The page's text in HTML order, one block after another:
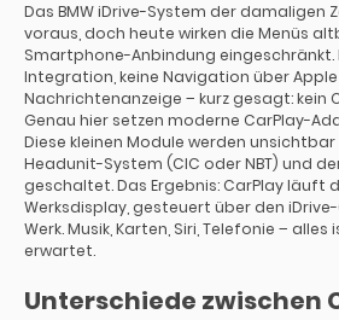
Das BMW iDrive-System der damaligen
voraus, doch heute wirken die Menüs
Smartphone-Anbindung eingeschränkt.
Integration, keine Navigation über Apple
Nachrichtenanzeige – kurz gesagt: kein
Genau hier setzen moderne CarPlay-
Diese kleinen Module werden
Headunit-System (CIC oder NBT) und
geschaltet. Das Ergebnis: CarPlay läuft
Werksdisplay, gesteuert über den
Werk. Musik, Karten, Siri, Telefonie –
erwartet.
Unterschiede zwischen